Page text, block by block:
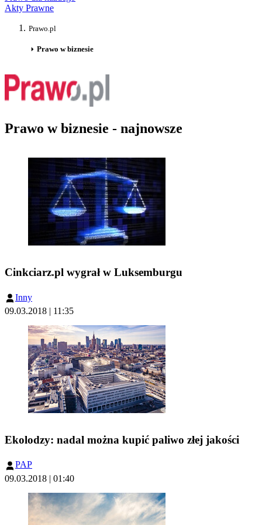
Akty Prawne
Prawo.pl
Prawo w biznesie
Prawo w biznesie - najnowsze
Cinkciarz.pl wygrał w Luksemburgu
Inny
09.03.2018 | 11:35
Ekolodzy: nadal można kupić paliwo złej jakości
PAP
09.03.2018 | 01:40